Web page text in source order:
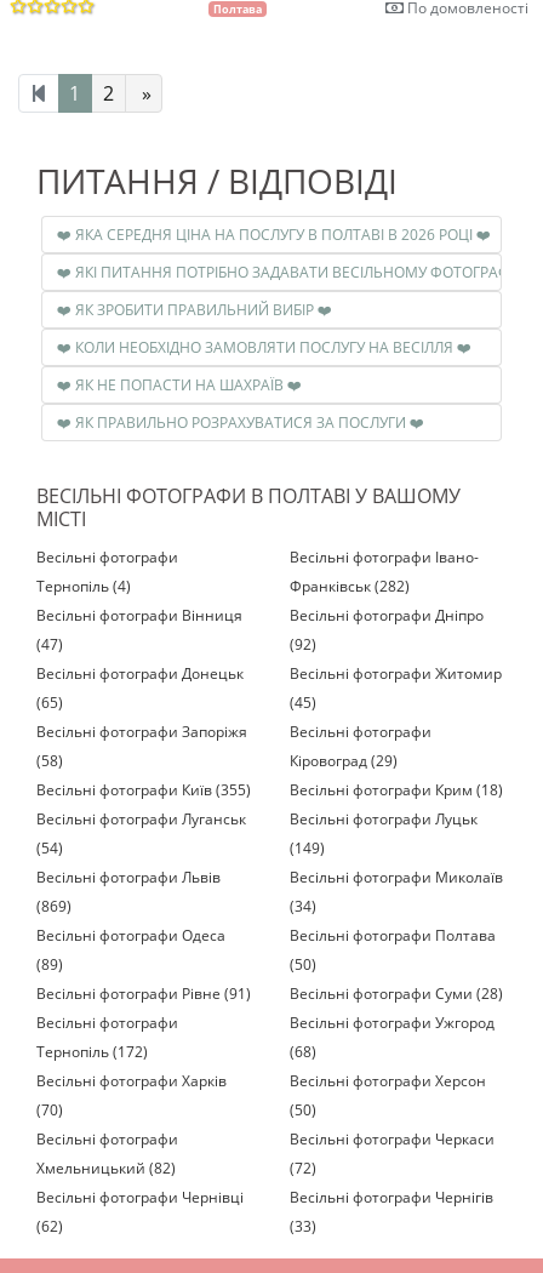
Полтава По домовленості
1 2 »
ПИТАННЯ / ВІДПОВІДІ
❤️ ЯКА СЕРЕДНЯ ЦІНА НА ПОСЛУГУ В ПОЛТАВІ В 2026 РОЦІ ❤️
❤️ ЯК ЗРОБИТИ ПРАВИЛЬНИЙ ВИБІР ❤️
❤️ КОЛИ НЕОБХІДНО ЗАМОВЛЯТИ ПОСЛУГУ НА ВЕСІЛЛЯ ❤️
❤️ ЯК НЕ ПОПАСТИ НА ШАХРАЇВ ❤️
❤️ ЯК ПРАВИЛЬНО РОЗРАХУВАТИСЯ ЗА ПОСЛУГИ ❤️
ВЕСІЛЬНІ ФОТОГРАФИ В ПОЛТАВІ У ВАШОМУ
МІСТІ
Весільні фотографи
Тернопіль (4)
Весільні фотографи Івано-
Франківськ (282)
Весільні фотографи Вінниця
(47)
Весільні фотографи Дніпро
(92)
Весільні фотографи Донецьк
(65)
Весільні фотографи Житомир
(45)
Весільні фотографи Запоріжя
(58)
Весільні фотографи
Кіровоград (29)
Весільні фотографи Київ (355)
Весільні фотографи Крим (18)
Весільні фотографи Луганськ
(54)
Весільні фотографи Луцьк
(149)
Весільні фотографи Львів
(869)
Весільні фотографи Миколаїв
(34)
Весільні фотографи Одеса
(89)
Весільні фотографи Полтава
(50)
Весільні фотографи Рівне (91)
Весільні фотографи Суми (28)
Весільні фотографи
Тернопіль (172)
Весільні фотографи Ужгород
(68)
Весільні фотографи Харків
(70)
Весільні фотографи Херсон
(50)
Весільні фотографи
Хмельницький (82)
Весільні фотографи Черкаси
(72)
Весільні фотографи Чернівці
(62)
Весільні фотографи Чернігів
(33)